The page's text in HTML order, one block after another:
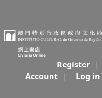
Register
|
Account
| Log in